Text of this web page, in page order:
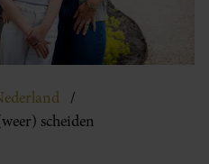
scheiden